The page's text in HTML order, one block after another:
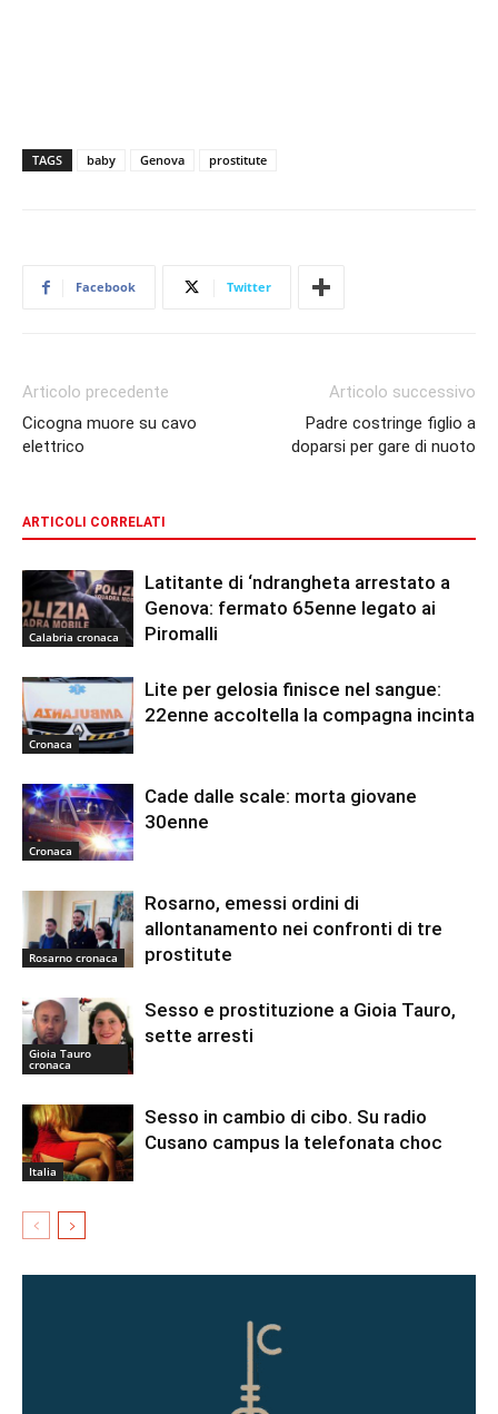
TAGS baby Genova prostitute
Facebook Twitter
Articolo precedente
Cicogna muore su cavo
elettrico
Articolo successivo
Padre costringe figlio a
doparsi per gare di nuoto
ARTICOLI CORRELATI
Calabria cronaca
Latitante di ‘ndrangheta arrestato a
Genova: fermato 65enne legato ai
Piromalli
Cronaca
Lite per gelosia finisce nel sangue:
22enne accoltella la compagna incinta
Cronaca
Cade dalle scale: morta giovane
30enne
Rosarno cronaca
Rosarno, emessi ordini di
allontanamento nei confronti di tre
prostitute
Gioia Tauro
cronaca
Sesso e prostituzione a Gioia Tauro,
sette arresti
Italia
Sesso in cambio di cibo. Su radio
Cusano campus la telefonata choc